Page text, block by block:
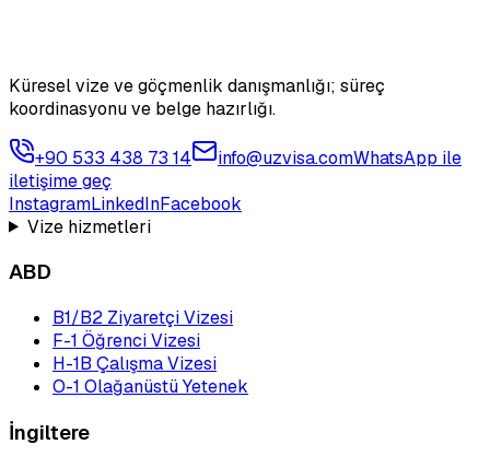
Küresel vize ve göçmenlik danışmanlığı; süreç
koordinasyonu ve belge hazırlığı.
+90 533 438 73 14 info@uzvisa.comWhatsApp ile
iletişime geç
InstagramLinkedInFacebook
Vize hizmetleri
ABD
B1/B2 Ziyaretçi Vizesi
F-1 Öğrenci Vizesi
H-1B Çalışma Vizesi
O-1 Olağanüstü Yetenek
İngiltere